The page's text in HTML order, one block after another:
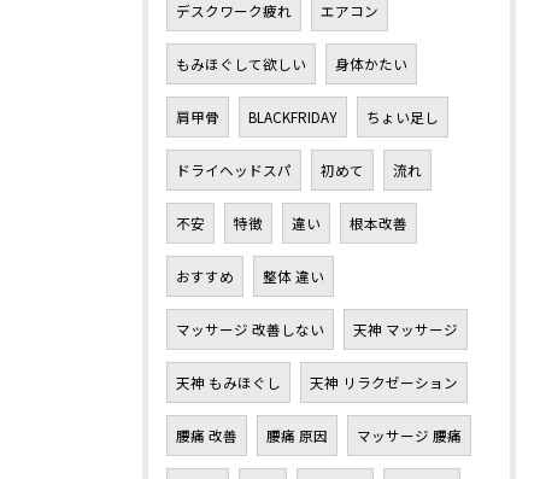
デスクワーク疲れ エアコン
もみほぐして欲しい 身体かたい
肩甲骨 BLACKFRIDAY ちょい足し
ドライヘッドスパ 初めて 流れ
不安 特徴 違い 根本改善
おすすめ 整体 違い
マッサージ 改善しない 天神 マッサージ
天神 もみほぐし 天神 リラクゼーション
腰痛 改善 腰痛 原因 マッサージ 腰痛